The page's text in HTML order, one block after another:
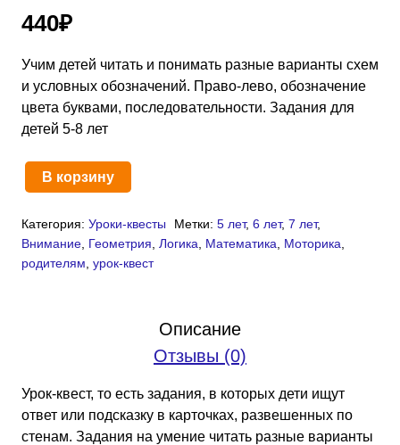
440₽
Учим детей читать и понимать разные варианты схем
и условных обозначений. Право-лево, обозначение
цвета буквами, последовательности. Задания для
детей 5-8 лет
Количество
Деревья
направо
и
В корзину
Категория: Уроки-квесты Метки: 5 лет, 6 лет, 7 лет,
Внимание Геометрия Логика Математика Моторика
родителям урок-квест
Описание
Отзывы (0)
Урок-квест, то есть задания, в которых дети ищут
ответ или подсказку в карточках, развешенных по
стенам. Задания на умение читать разные варианты